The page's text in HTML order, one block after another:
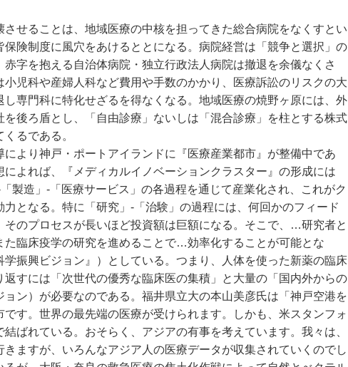
せることは、地域医療の中核を担ってきた総合病院をなくすとい
保険制度に風穴をあけるととになる。病院経営は「競争と選択」の
赤字を抱える自治体病院・独立行政法人病院は撤退を余儀なくさ
小児科や産婦人科など費用や手数のかかり、医療訴訟のリスクの大
し専門科に特化せざるを得なくなる。地域医療の焼野ヶ原には、外
を後ろ盾とし、「自由診療」ないしは「混合診療」を柱とする株式
るである。
より神戸・ポートアイランドに『医療産業都市』が整備中であ
によれば、『メディカルイノベーションクラスター』の形成には
「製造」-「医療サービス」の各過程を通じて産業化され、これがク
力となる。特に「研究」-「治験」の過程には、何回かのフィード
そのプロセスが長いほど投資額は巨額になる。そこで、…研究者と
た臨床疫学の研究を進めることで…効率化することが可能とな
学振興ビジョン』）としている。つまり、人体を使った新薬の臨床
返すには「次世代の優秀な臨床医の集積」と大量の「国内外からの
ョン）が必要なのである。福井県立大の本山美彦氏は「神戸空港を
です。世界の最先端の医療が受けられます。しかも、米スタンフォ
ばれている。おそらく、アジアの有事を考えています。我々は、
きますが、いろんなアジア人の医療データが収集されていくのでし